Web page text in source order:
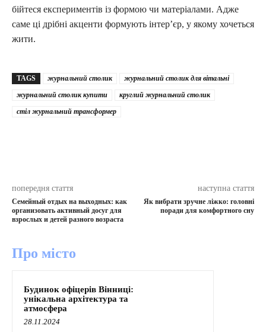
бійтеся експериментів із формою чи матеріалами. Адже
саме ці дрібні акценти формують інтер’єр, у якому хочеться
жити.
TAGS журнальний столик
журнальний столик для вітальні
журнальний столик купити
круглий журнальний столик
стіл журнальний трансформер
попередня стаття
Семейный отдых на выходных: как
организовать активный досуг для
взрослых и детей разного возраста
наступна стаття
Як вибрати зручне ліжко: головні
поради для комфортного сну
Про місто
Будинок офіцерів Вінниці:
унікальна архітектура та
атмосфера
28.11.2024